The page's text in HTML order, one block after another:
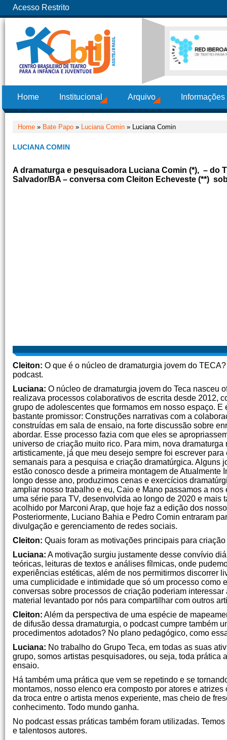
Acesso Restrito
Home Institucional Arquivo
Home » Bate Papo » Luciana Comin » Luciana Comin
LUCIANA COMIN
A dramaturga e pesquisadora Luciana Comin (*), – do
Salvador/BA – conversa com Cleiton Echeveste (**)
Cleiton: O que é o núcleo de dramaturgia jovem do
podcast.
Luciana: O núcleo de dramaturgia jovem do Teca nasceu
realizava processos colaborativos de escrita desde 2012,
grupo de adolescentes que formamos em nosso espaço.
bastante promissor: Construções narrativas com a
construídas em sala de ensaio, na forte discussão sobre
abordar. Esse processo fazia com que eles se
universo de criação muito rico. Para mim, nova
artisticamente, já que meu desejo sempre foi escrever
semanais para a pesquisa e criação dramatúrgica. Alguns
estão conosco desde a primeira montagem de
longo desse ano, produzimos cenas e exercícios
ampliar nosso trabalho e eu, Caio e Mano passamos a
uma série para TV, desenvolvida ao longo de 2020 e
acolhido por Marconi Arap, que hoje faz a edição dos
Posteriormente, Luciano Bahia e Pedro Comin entraram
divulgação e gerenciamento de redes sociais.
Cleiton: Quais foram as motivações principais para
Luciana: A motivação surgiu justamente desse convívio
teóricas, leituras de textos e análises fílmicas, onde
experiências estéticas, além de nos permitirmos discorrer
uma cumplicidade e intimidade que só um processo como
conversas sobre processos de criação poderiam
material levantado por nós para compartilhar com outros
Cleiton: Além da perspectiva de uma espécie de
de difusão dessa dramaturgia, o podcast cumpre também
procedimentos adotados? No plano pedagógico, como
Luciana: No trabalho do Grupo Teca, em todas as suas
grupo, somos artistas pesquisadores, ou seja, toda
ensaio.
Há também uma prática que vem se repetindo e se
montamos, nosso elenco era composto por atores e
da troca entre o artista menos experiente, mas cheio de
conhecimento. Todo mundo ganha.
No podcast essas práticas também foram utilizadas.
e talentosos autores.